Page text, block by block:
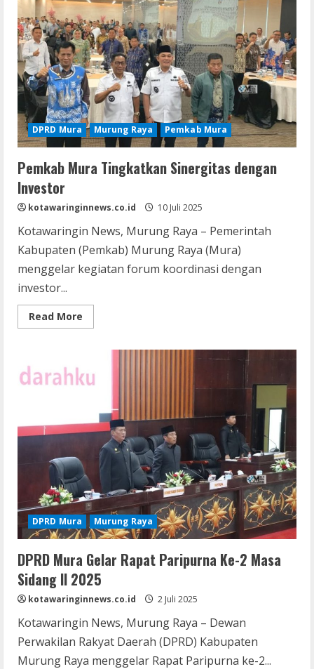
DPRD Mura Murung Raya Pemkab Mura
Pemkab Mura Tingkatkan Sinergitas dengan
Investor
kotawaringinnews.co.id 10 Juli 2025
Kotawaringin News, Murung Raya – Pemerintah
Kabupaten (Pemkab) Murung Raya (Mura)
menggelar kegiatan forum koordinasi dengan
investor...
Read More
more
Sinergitas
dengan
DPRD Mura Murung Raya
DPRD Mura Gelar Rapat Paripurna Ke-2 Masa
Sidang II 2025
kotawaringinnews.co.id 2 Juli 2025
Kotawaringin News, Murung Raya – Dewan
Perwakilan Rakyat Daerah (DPRD) Kabupaten
Murung Raya menggelar Rapat Paripurna ke-2...